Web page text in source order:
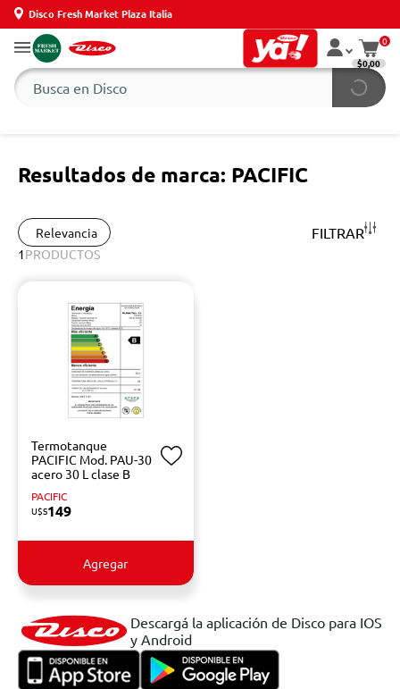
Disco Fresh Market Plaza Italia
0
$0,00
Resultados de marca: PACIFIC
Relevancia FILTRAR
1PRODUCTOS
Termotanque
PACIFIC Mod. PAU-30
acero 30 L clase B
PACIFIC
U$S149
Agregar
Descargá la aplicación de Disco para IOS
y Android